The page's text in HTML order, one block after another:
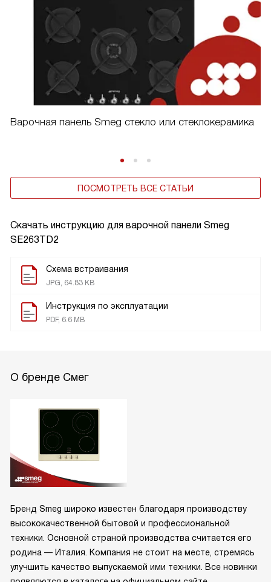
Скачать инструкцию для варочной панели Smeg
SE263TD2
Схема встраивания
JPG, 64.83 KB
Инструкция по эксплуатации
PDF, 6.6 MB
Варочная панель Smeg стекло или стеклокерамика
ПОСМОТРЕТЬ ВСЕ СТАТЬИ
О бренде Смег
Бренд Smeg широко известен благодаря производству
высококачественной бытовой и профессиональной
техники. Основной страной производства считается его
родина — Италия. Компания не стоит на месте, стремясь
улучшить качество выпускаемой ими техники. Все новинки